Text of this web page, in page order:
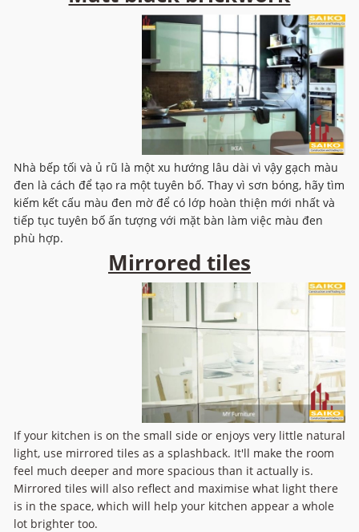
Nhà bếp tối và ủ rũ là một xu hướng lâu dài vì vậy gạch màu
đen là cách để tạo ra một tuyên bố. Thay vì sơn bóng, hãy tìm
kiếm kết cấu màu đen mờ để có lớp hoàn thiện mới nhất và
tiếp tục tuyên bố ấn tượng với mặt bàn làm việc màu đen
phù hợp.
Mirrored tiles
If your kitchen is on the small side or enjoys very little natural
light, use mirrored tiles as a splashback. It'll make the room
feel much deeper and more spacious than it actually is.
Mirrored tiles will also reflect and maximise what light there
is in the space, which will help your kitchen appear a whole
lot brighter too.